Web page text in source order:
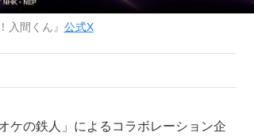
入間くん』 公式X
ケの鉄人」によるコラボレーション企